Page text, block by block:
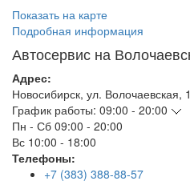
Показать на карте
Подробная информация
Автосервис на
Адрес:
Новосибирск, ул. Волочаевская,
График работы: 09:00 - 20:00
Пн - Сб 09:00 - 20:00
Вс 10:00 - 18:00
Телефоны:
+7 (383) 388-88-57